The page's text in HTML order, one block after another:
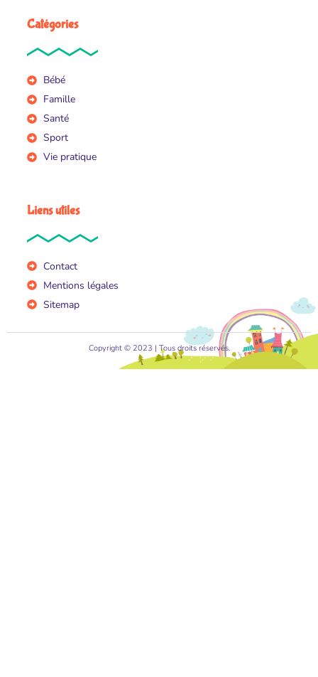
Catégories
Bébé
Famille
Santé
Sport
Vie pratique
Liens utiles
Contact
Mentions légales
Sitemap
Copyright © 2023 | Tous droits réservés.